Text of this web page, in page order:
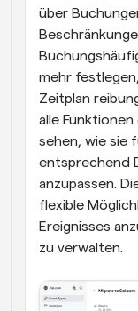
über
mehr
Zeitplan
alle Funktionen
sehen, wie sie
entsprechend
anzupassen.
flexible
Ereignisses
zu verwalten.